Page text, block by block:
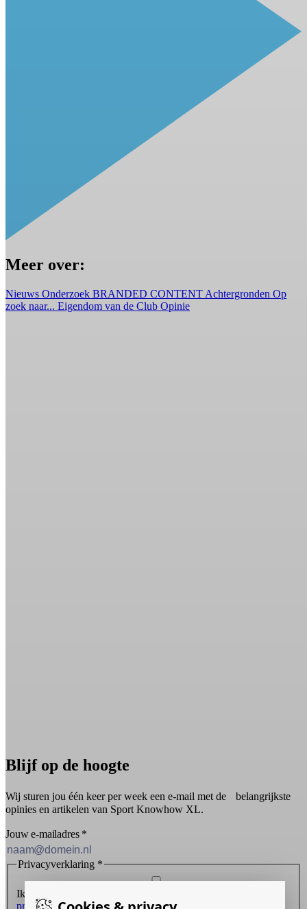
Meer over:
Nieuws Onderzoek BRANDED CONTENT Achtergronden Op
zoek naar... Eigendom van de Club Opinie
Blijf op de hoogte
Wij sturen jou één keer per week een e-mail met de belangrijkste
opinies en artikelen van Sport Knowhow XL.
Jouw e-mailadres *
Privacyverklaring *
Ik ontvang graag de nieuwsbrief en ga akkoord met de
privacyverklaring.